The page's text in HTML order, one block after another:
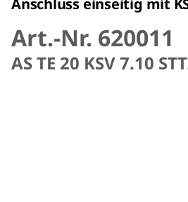
Anschluss einseitig mit
Art.-Nr. 620011
AS TE 20 KSV 7.10